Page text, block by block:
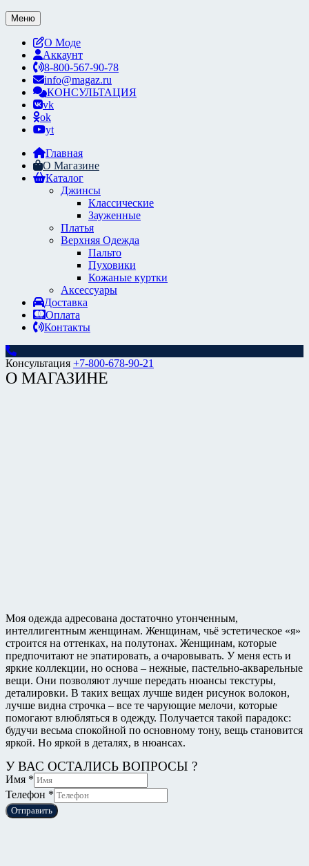
Меню
О Моде
Аккаунт
8-800-567-90-78
info@magaz.ru
КОНСУЛЬТАЦИЯ
vk
ok
yt
Главная
О Магазине
Каталог
Джинсы
Классические
Зауженные
Платья
Верхняя Одежда
Пальто
Пуховики
Кожаные куртки
Аксессуары
Доставка
Оплата
Контакты
Консультация +7-800-678-90-21
О МАГАЗИНЕ
Моя одежда адресована достаточно утонченным,
интеллигентным женщинам. Женщинам, чьё эстетическое «я»
строится на оттенках, на полутонах. Женщинам, которые
предпочитают не эпатировать, а очаровывать. У меня есть и
яркие коллекции, но основа – нежные, пастельно-акварельные
вещи. Они позволяют лучше передать нюансы текстуры,
деталировки. В таких вещах лучше виден рисунок волокон,
лучше видна строчка – все те чарующие мелочи, которые
помогают влюбляться в одежду. Получается такой парадокс:
будучи весьма спокойной по основному тону, вещь становится
яркой. Но яркой в деталях, в нюансах.
У ВАС ОСТАЛИСЬ ВОПРОСЫ ?
Имя *
Телефон *
Отправить